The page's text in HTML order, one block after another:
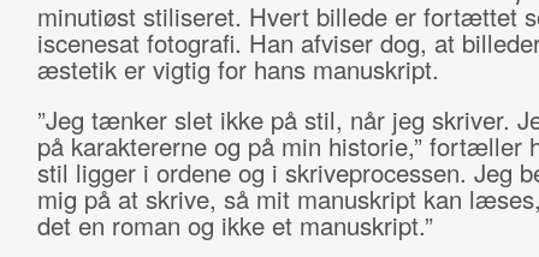
minutiøst stiliseret. Hvert billede er fortættet
iscenesat fotografi. Han afviser dog, at
æstetik er vigtig for hans manuskript.
”Jeg tænker slet ikke på stil, når jeg skriver.
på karaktererne og på min historie,” fortæller
stil ligger i ordene og i skriveprocessen. Jeg
mig på at skrive, så mit manuskript kan
det en roman og ikke et manuskript.”